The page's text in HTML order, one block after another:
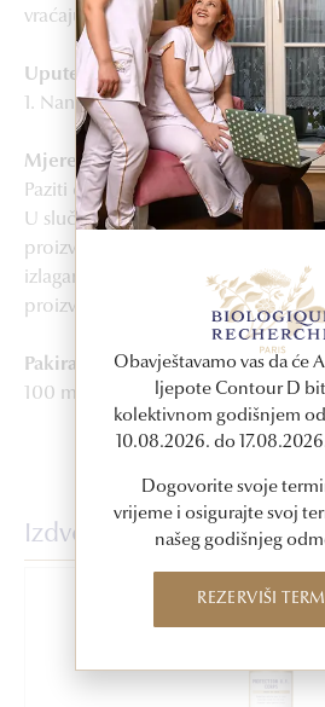
vraćaju mekoću, gipkost i osjećaj
Upute za upotrebu
1. Nanosi se na cijelo tijelo.
Mjere opreza
Paziti da proizvod ne dođe u
U slučaju dodira, dobro isprati
proizvod ne koristiti na trudnicama
izlaganje suncu neposredno
proizvoda. Samo za vanjsku
Pakiranje
100 ml
Izdvojeni proizvodi
Obavještavamo vas da će
ljepote Contour D
kolektivnom godišnjem
10.08.2026. do
Dogovorite svoje
vrijeme i osigurajte svoj
našeg godišnjeg
REZERVIŠI